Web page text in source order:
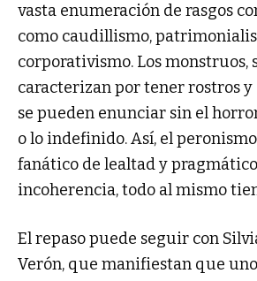
vasta enumeración de rasgos
como caudillismo,
corporativismo. Los monstruos,
caracterizan por tener rostros y
se pueden enunciar sin el
o lo indefinido. Así, el
fanático de lealtad y
incoherencia, todo al mismo
El repaso puede seguir con
Verón, que manifiestan que